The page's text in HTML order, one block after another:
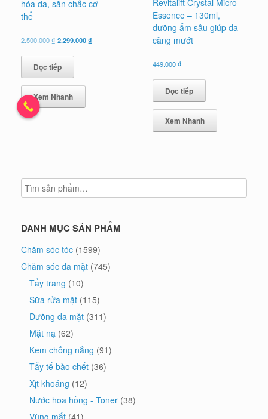
hóa da, săn chắc cơ
thể
2.500.000₫Giá
là:
2.500.000 ₫.
2.299.000₫
Đọc tiếp
Xem Nhanh
Revitalift Crystal Micro
Essence – 130ml,
dưỡng ẩm sâu giúp da
căng mướt
449.000₫
Đọc tiếp
Xem Nhanh
DANH MỤC SẢN PHẨM
Chăm sóc tóc (1599)
Chăm sóc da mặt (745)
Tẩy trang (10)
Sữa rửa mặt (115)
Dưỡng da mặt (311)
Mặt nạ (62)
Kem chống nắng (91)
Tẩy tế bào chết (36)
Xịt khoáng (12)
Nước hoa hồng - Toner (38)
Vùng mắt (41)